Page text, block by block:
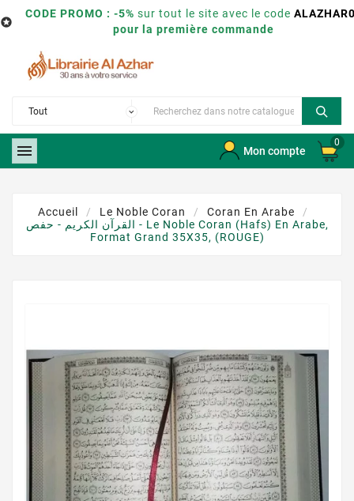

CODE PROMO : -5% sur tout le site avec le code
pour la première commande
 Mon compte
0
Accueil Le Noble Coran
Coran En Arabe
القرآن الكريم - حفص - Le Noble Coran (Hafs) En Arabe,
Format Grand 35X35, (ROUGE)